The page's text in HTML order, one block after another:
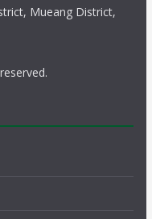
Mueang District,